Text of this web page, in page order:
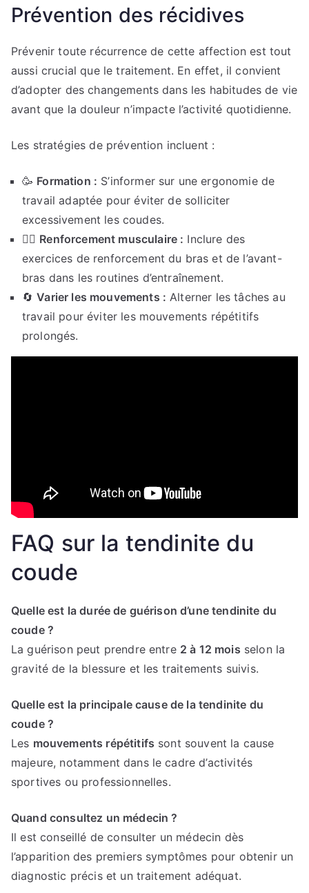
Prévention des récidives
Prévenir toute récurrence de cette affection est tout
aussi crucial que le traitement. En effet, il convient
d’adopter des changements dans les habitudes de vie
avant que la douleur n’impacte l’activité quotidienne.
Les stratégies de prévention incluent :
🥳 Formation : S’informer sur une ergonomie de
travail adaptée pour éviter de solliciter
excessivement les coudes.
🏋️‍♀️ Renforcement musculaire : Inclure des
exercices de renforcement du bras et de l’avant-
bras dans les routines d’entraînement.
🔄Varier les mouvements : Alterner les tâches au
travail pour éviter les mouvements répétitifs
prolongés.
FAQ sur la tendinite du
coude
Quelle est la durée de guérison d’une tendinite du
coude ?
La guérison peut prendre entre 2 à 12 mois selon la
gravité de la blessure et les traitements suivis.
Quelle est la principale cause de la tendinite du
coude ?
Les mouvements répétitifs sont souvent la cause
majeure, notamment dans le cadre d’activités
sportives ou professionnelles.
Quand consultez un médecin ?
Il est conseillé de consulter un médecin dès
l’apparition des premiers symptômes pour obtenir un
diagnostic précis et un traitement adéquat.